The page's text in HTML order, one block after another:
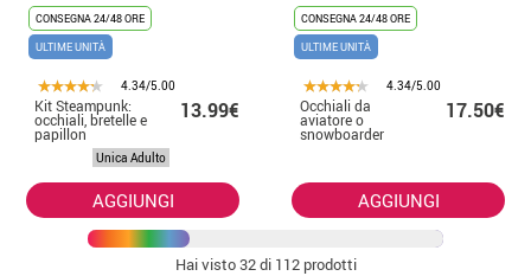
CONSEGNA 24/48 ORE
ULTIME UNITÀ
4.34/5.00
Kit Steampunk:
occhiali, bretelle e
papillon
13.99€
Unica Adulto
AGGIUNGI
CONSEGNA 24/48 ORE
ULTIME UNITÀ
4.34/5.00
Occhiali da
aviatore o
snowboarder
17.50€
AGGIUNGI
Hai visto32di 112 prodotti